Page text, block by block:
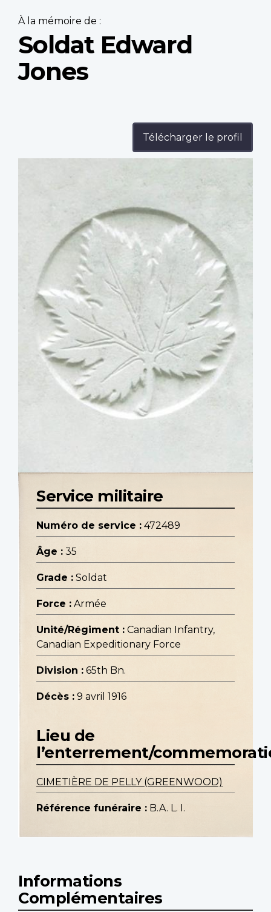
À la mémoire de :
Soldat Edward
Jones
Télécharger le profil
Service militaire
Numéro de service : 472489
Âge : 35
Grade : Soldat
Force : Armée
Unité/Régiment : Canadian Infantry,
Canadian Expeditionary Force
Division : 65th Bn.
Décès : 9 avril 1916
Lieu de
l’enterrement/
CIMETIÈRE DE PELLY (GREENWOOD)
Référence funéraire : B.A. L. I.
Informations
Complémentaires